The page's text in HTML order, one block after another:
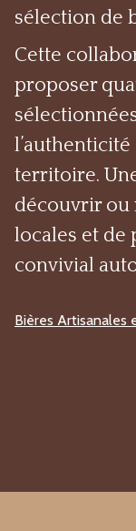
sélection de
Cette
proposer
territoire.
découvrir ou
locales et de
convivial
Bières Artisanales